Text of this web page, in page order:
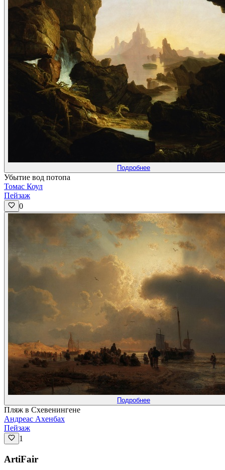
Подробнее
Убытие вод потопа
Томас Коул
Пейзаж
0
Подробнее
Пляж в Схевенингене
Андреас Ахенбах
Пейзаж
1
ArtiFair